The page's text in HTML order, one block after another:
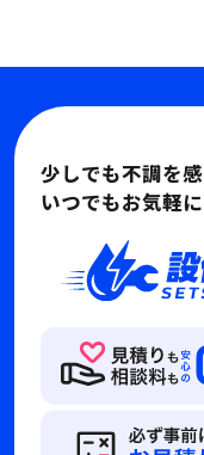
少しでも不調を
いつでもお気軽